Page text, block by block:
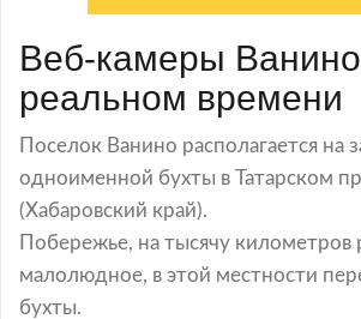
Веб-камеры
реальном времени
Поселок Ванино располагается на
одноименной бухты в Татарском
(Хабаровский край).
Побережье, на тысячу километров
малолюдное, в этой местности
бухты.